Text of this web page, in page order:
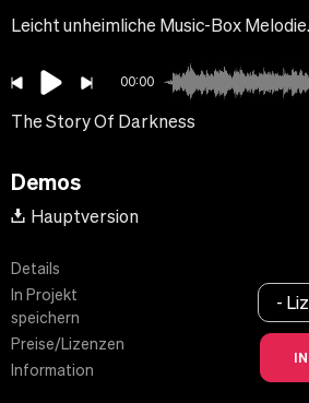
Leicht unheimliche Music-Box Melodie.
00:00
The Story Of Darkness
Demos
Hauptversion
Details
In Projekt
speichern
Preise/Lizenzen
Information
-